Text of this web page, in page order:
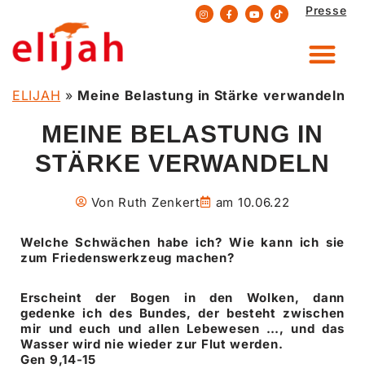
Zum
Inhalt
springen
Presse
ELIJAH » Meine Belastung in Stärke verwandeln
MEINE BELASTUNG IN
STÄRKE VERWANDELN
Von Ruth Zenkert am 10.06.22
Welche Schwächen habe ich? Wie kann ich sie
zum Friedenswerkzeug machen?
Erscheint der Bogen in den Wolken, dann
gedenke ich des Bundes, der besteht zwischen
mir und euch und allen Lebewesen …, und das
Wasser wird nie wieder zur Flut werden.
Gen 9,14-15